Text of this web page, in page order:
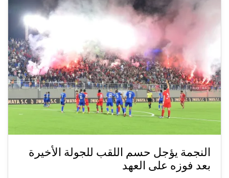
النجمة يؤجل حسم اللقب للجولة الأخيرة
بعد فوزه على العهد